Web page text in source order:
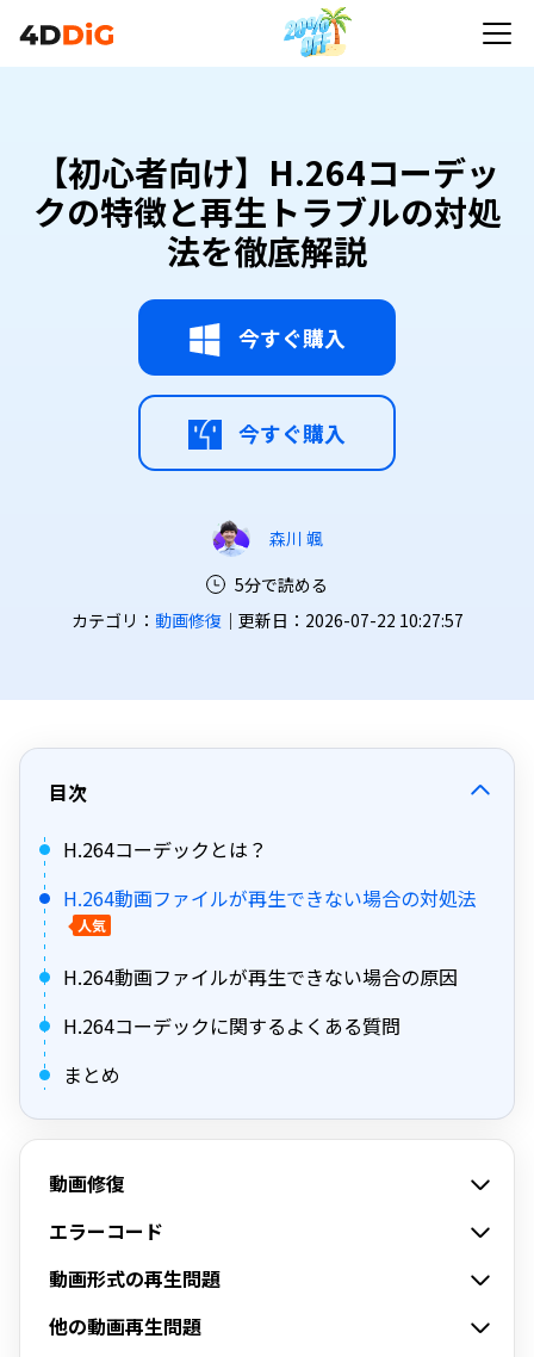
【初心者向け】H.264コーデッ
クの特徴と再生トラブルの対処
法を徹底解説
今すぐ購入
今すぐ購入
森川 颯
5分で読める
カテゴリ： 動画修復｜更新日：2026-07-22 10:27:57
目次
H.264コーデックとは？
H.264動画ファイルが再生できない場合の対処法
人気
H.264動画ファイルが再生できない場合の原因
H.264コーデックに関するよくある質問
まとめ
動画修復
エラーコード
動画形式の再生問題
他の動画再生問題